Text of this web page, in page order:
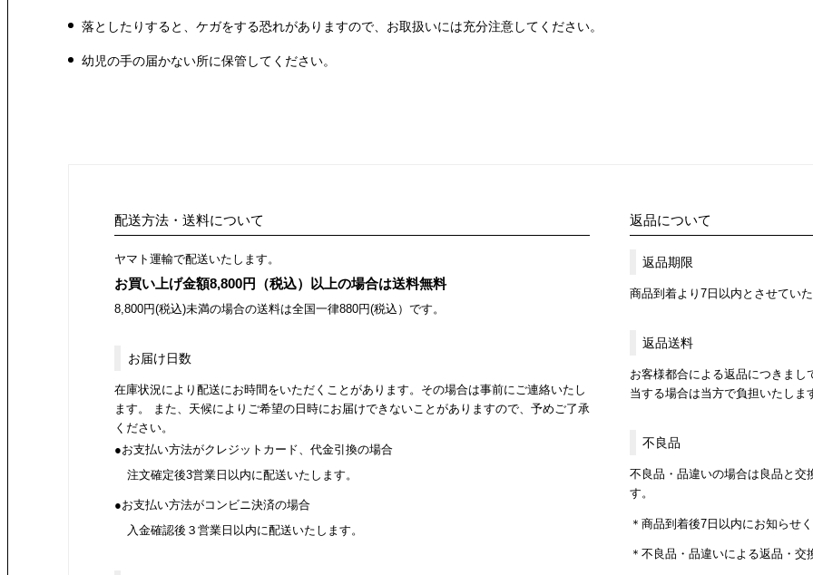
落としたりすると、ケガをする恐れがありますので、お取扱いには充分注意してください。
幼児の手の届かない所に保管してください。
配送方法・送料について
ヤマト運輸で配送いたします。
お買い上げ金額8,800円（税込）以上の場合は送料無料
8,800円(税込)未満の場合の送料は全国一律880円(税込）です。
お届け日数
在庫状況により配送にお時間をいただくことがあります。その場合は事前にご連絡いたし
ます。 また、天候によりご希望の日時にお届けできないことがありますので、予めご了承
ください。
お支払い方法がクレジットカード、代金引換の場合
注文確定後3営業日以内に配送いたします。
お支払い方法がコンビニ決済の場合
入金確認後３営業日以内に配送いたします。
返品について
返品期限
商品到着より7日以内とさせてい
返品送料
お客様都合による返品につきま
当する場合は当方で負担いたしま
不良品
不良品・品違いの場合は良品と交
す。
＊商品到着後7日以内にお知らせ
＊不良品・品違いによる返品・